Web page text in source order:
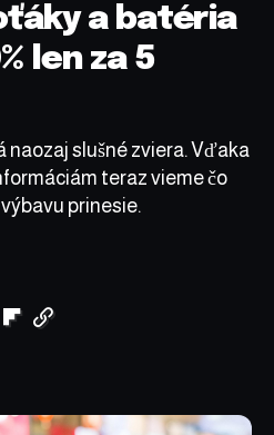
a batéria
len za 5
naozaj slušné zviera. Vďaka
teraz vieme čo
prinesie.